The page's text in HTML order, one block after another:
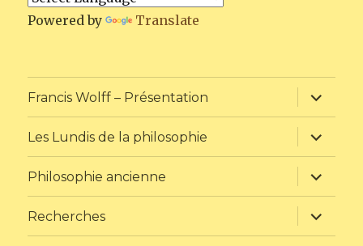
Powered by Translate
Francis Wolff – Présentation
ouvrir
le
sous-
menu
Les Lundis de la philosophie
ouvrir
le
sous-
menu
Philosophie ancienne
ouvrir
le
sous-
menu
Recherches
ouvrir
le
sous-